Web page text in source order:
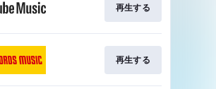
再生する
再生する